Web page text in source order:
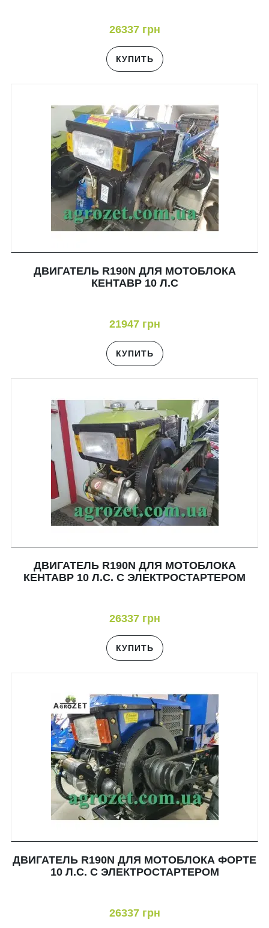
26337 грн
КУПИТЬ
ДВИГАТЕЛЬ R190N ДЛЯ МОТОБЛОКА
КЕНТАВР 10 Л.С
21947 грн
КУПИТЬ
ДВИГАТЕЛЬ R190N ДЛЯ МОТОБЛОКА
КЕНТАВР 10 Л.С. С ЭЛЕКТРОСТАРТЕРОМ
26337 грн
КУПИТЬ
ДВИГАТЕЛЬ R190N ДЛЯ МОТОБЛОКА ФОРТЕ
10 Л.С. С ЭЛЕКТРОСТАРТЕРОМ
26337 грн